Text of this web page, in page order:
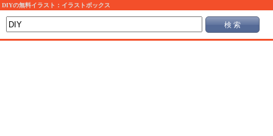
DIYの無料イラスト：イラストボックス
検 索